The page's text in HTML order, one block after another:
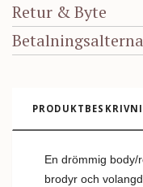
Retur & Byte
En drömmig body/
brodyr och